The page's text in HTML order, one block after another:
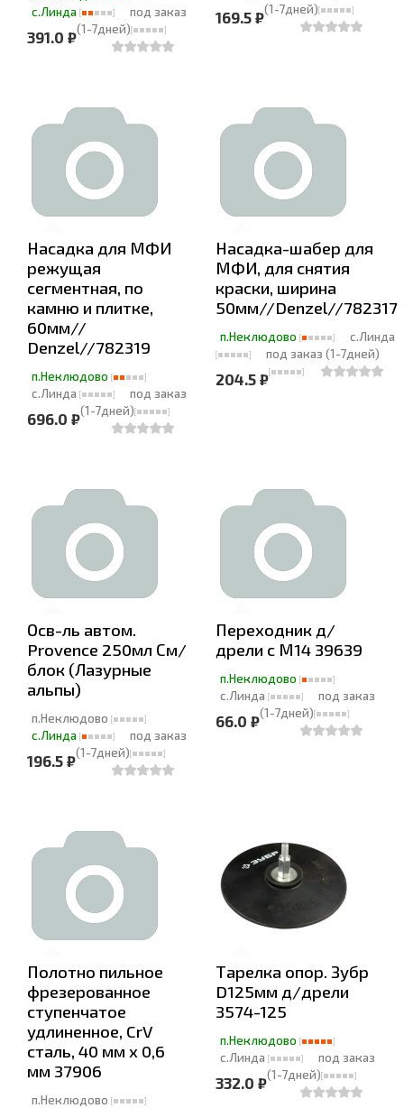
с.Линда
под заказ
(1-7дней)
391.0 ₽
(1-7дней)
169.5 ₽
Насадка для МФИ
режущая
сегментная, по
камню и плитке,
60мм//
Denzel//782319
п.Неклюдово
с.Линда
под заказ
(1-7дней)
696.0 ₽
Насадка-шабер для
МФИ, для снятия
краски, ширина
50мм//Denzel//782317
п.Неклюдово
с.Линда
под заказ (1-7дней)
204.5 ₽
Осв-ль автом.
Provence 250мл См/
блок (Лазурные
альпы)
п.Неклюдово
с.Линда
под заказ
(1-7дней)
196.5 ₽
Переходник д/
дрели с М14 39639
п.Неклюдово
с.Линда
под заказ
(1-7дней)
66.0 ₽
Полотно пильное
фрезерованное
ступенчатое
удлиненное, CrV
сталь, 40 мм х 0,6
мм 37906
п.Неклюдово
Тарелка опор. Зубр
D125мм д/дрели
3574-125
п.Неклюдово
с.Линда
под заказ
(1-7дней)
332.0 ₽